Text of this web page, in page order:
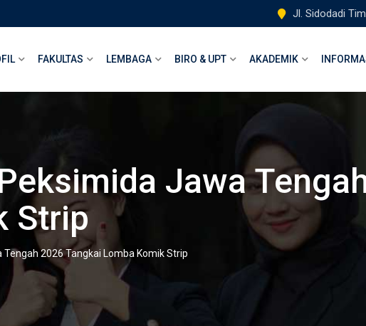
Jl. Sidodadi
FAKULTAS LEMBAGA BIRO & UPT AKADEMIK
Jawa
Strip
2026 Tangkai Lomba Komik Strip